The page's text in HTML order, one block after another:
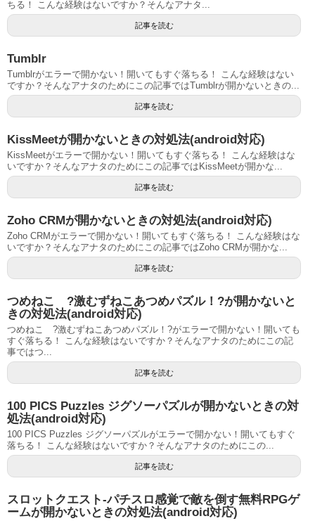
ちる！ こんな経験はないですか？そんなアナタ...
記事を読む
Tumblr
Tumblrがエラーで開かない！開いてもすぐ落ちる！ こんな経験はない
ですか？そんなアナタのためにこの記事ではTumblrが開かないときの...
記事を読む
KissMeetが開かないときの対処法(android対応)
KissMeetがエラーで開かない！開いてもすぐ落ちる！ こんな経験はな
いですか？そんなアナタのためにこの記事ではKissMeetが開かな...
記事を読む
Zoho CRMが開かないときの対処法(android対応)
Zoho CRMがエラーで開かない！開いてもすぐ落ちる！ こんな経験はな
いですか？そんなアナタのためにこの記事ではZoho CRMが開かな...
記事を読む
つめねこ ?激むずねこあつめパズル！?が開かないと
きの対処法(android対応)
つめねこ ?激むずねこあつめパズル！?がエラーで開かない！開いても
すぐ落ちる！ こんな経験はないですか？そんなアナタのためにこの記
事ではつ...
記事を読む
100 PICS Puzzles ジグソーパズルが開かないときの対
処法(android対応)
100 PICS Puzzles ジグソーパズルがエラーで開かない！開いてもすぐ
落ちる！ こんな経験はないですか？そんなアナタのためにこの...
記事を読む
スロットクエスト-パチスロ感覚で敵を倒す無料RPGゲ
ームが開かないときの対処法(android対応)